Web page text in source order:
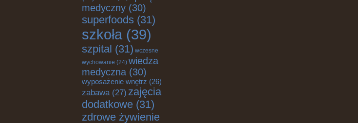
medyczny (30)
superfoods (31)
szkoła (39)
szpital (31) wczesne
wychowanie (24) wiedza
medyczna (30)
wyposażenie wnętrz (26)
zabawa(27) zajęcia
dodatkowe (31)
zdrowe żywienie